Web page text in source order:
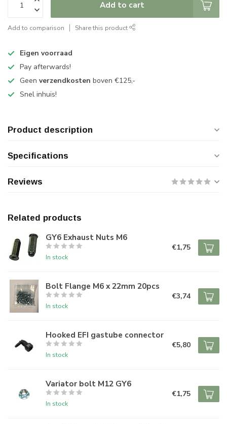
Add to cart
Add to comparison Share this product
Eigen voorraad
Pay afterwards!
Geen verzendkosten boven €125,-
Snel inhuis!
Product description
Specifications
Reviews
Related products
GY6 Exhaust Nuts M6
In stock
€1,75
Bolt Flange M6 x 22mm 20pcs
In stock
€3,74
Hooked EFI gastube connector
In stock
€5,80
Variator bolt M12 GY6
In stock
€1,75